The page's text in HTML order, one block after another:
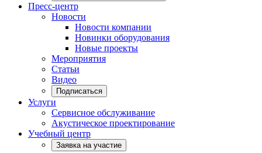
Пресс-центр
Новости
Новости компании
Новинки оборудования
Новые проекты
Мероприятия
Статьи
Видео
Подписаться
Услуги
Сервисное обслуживание
Акустическое проектирование
Учебный центр
Заявка на участие